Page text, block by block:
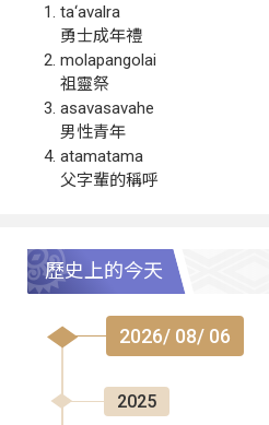
ta‘avalra
勇士成年禮
molapangolai
祖靈祭
asavasavahe
男性青年
atamatama
父字輩的稱呼
歷史上的今天
2026/ 08/ 06
2025